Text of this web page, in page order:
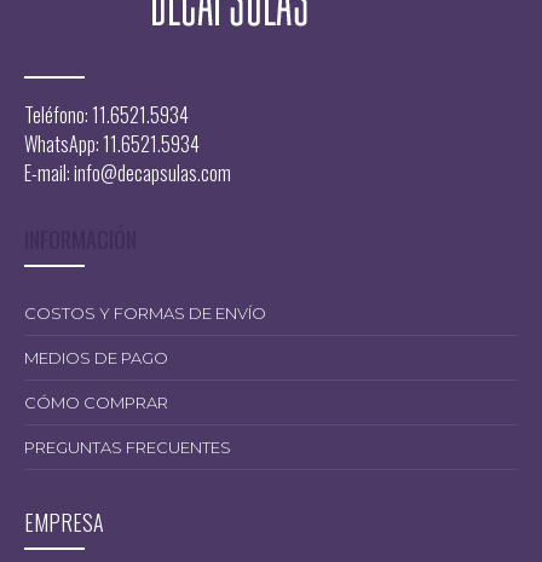
Teléfono: 11.6521.5934
WhatsApp: 11.6521.5934
E-mail:info@decapsulas.com
COSTOS Y FORMAS DE ENVÍO
MEDIOS DE PAGO
CÓMO COMPRAR
PREGUNTAS FRECUENTES
EMPRESA